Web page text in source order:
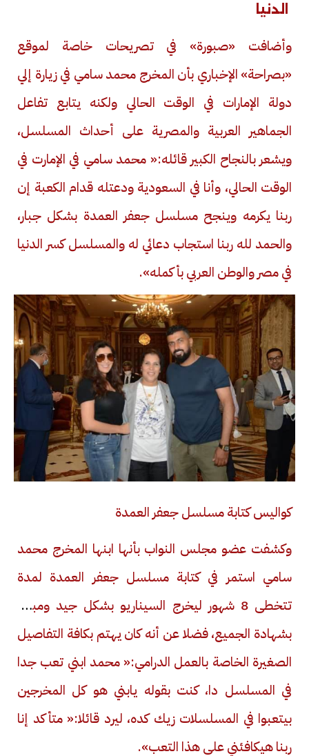
الدنيا
وأضافت «صبورة» في تصريحات خاصة لموقع
«بصراحة» الإخباري بأن المخرج محمد سامي في زيارة إلي
دولة الإمارات في الوقت الحالي ولكنه يتابع تفاعل
الجماهير العربية والمصرية على أحداث المسلسل،
ويشعر بالنجاح الكبير قائله:« محمد سامي في الإمارت في
الوقت الحالي، وأنا في السعودية ودعتله قدام الكعبة إن
ربنا يكرمه وينجح مسلسل جعفر العمدة بشكل جبار،
والحمد لله ربنا استجاب دعائي له والمسلسل كسر الدنيا
في مصر والوطن العربي بأكمله».
كواليس كتابة مسلسل جعفر العمدة
وكشفت عضو مجلس النواب بأنها ابنها المخرج محمد
سامي استمر في كتابة مسلسل جعفر العمدة لمدة
تتخطى 8 شهور ليخرج السيناريو بشكل جيد ومبتكر
بشهادة الجميع، فضلا عن أنه كان يهتم بكافة التفاصيل
الصغيرة الخاصة بالعمل الدرامي:« محمد ابني تعب جدا
في المسلسل دا، كنت بقوله يابني هو كل المخرجين
بيتعبوا في المسلسلات زيك كده، ليرد قائلا:« متأكد إنا
ربنا هيكافئني على هذا التعب».